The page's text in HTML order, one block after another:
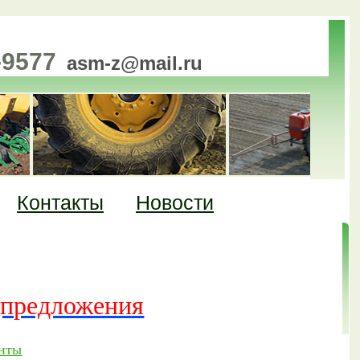
asm-z@mail.ru
Контакты Новости